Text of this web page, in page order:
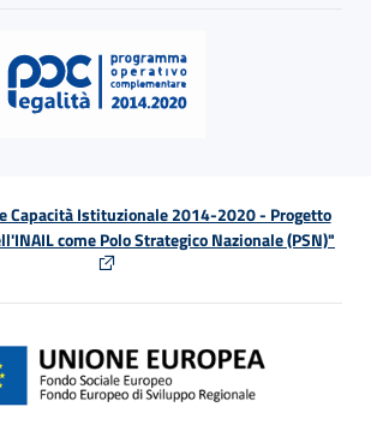
Capacità Istituzionale 2014-2020 - Progetto
come Polo Strategico Nazionale (PSN)"